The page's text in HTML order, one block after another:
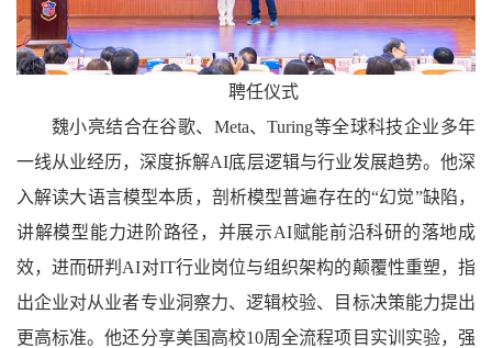
聘任仪式
魏小亮结合在谷歌、Meta、Turing等全球科技企业多年
一线从业经历，深度拆解AI底层逻辑与行业发展趋势。他深
入解读大语言模型本质，剖析模型普遍存在的“幻觉”缺陷，
讲解模型能力进阶路径，并展示AI赋能前沿科研的落地成
效，进而研判AI对IT行业岗位与组织架构的颠覆性重塑，指
出企业对从业者专业洞察力、逻辑校验、目标决策能力提出
更高标准。他还分享美国高校10周全流程项目实训实验，强